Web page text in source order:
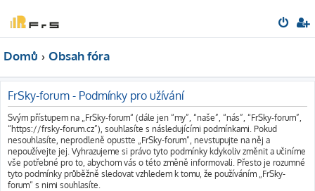
Domů Obsah fóra
FrSky-forum - Podmínky pro užívání
Svým přístupem na „FrSky-forum“ (dále jen “my”, “naše”, “nás”, “FrSky-forum”,
“https://frsky-forum.cz”), souhlasíte s následujícími podmínkami. Pokud
nesouhlasíte, neprodleně opusťte „FrSky-forum“, nevstupujte na něj a
nepoužívejte jej. Vyhrazujeme si právo tyto podmínky kdykoliv změnit a učiníme
vše potřebné pro to, abychom vás o této změně informovali. Přesto je rozumné
tyto podmínky průběžně sledovat vzhledem k tomu, že používáním „FrSky-
forum“ s nimi souhlasíte.